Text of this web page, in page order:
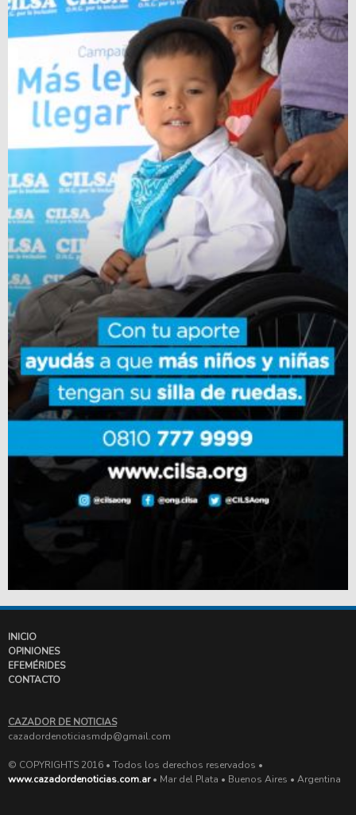
INICIO
OPINIONES
EFEMÉRIDES
CONTACTO
CAZADOR DE NOTICIAS
cazadordenoticiasmdp@gmail.com
© COPYRIGHTS 2016 • Todos los derechos reservados •
www.cazadordenoticias.com.ar• Mar del Plata • Buenos Aires • Argentina